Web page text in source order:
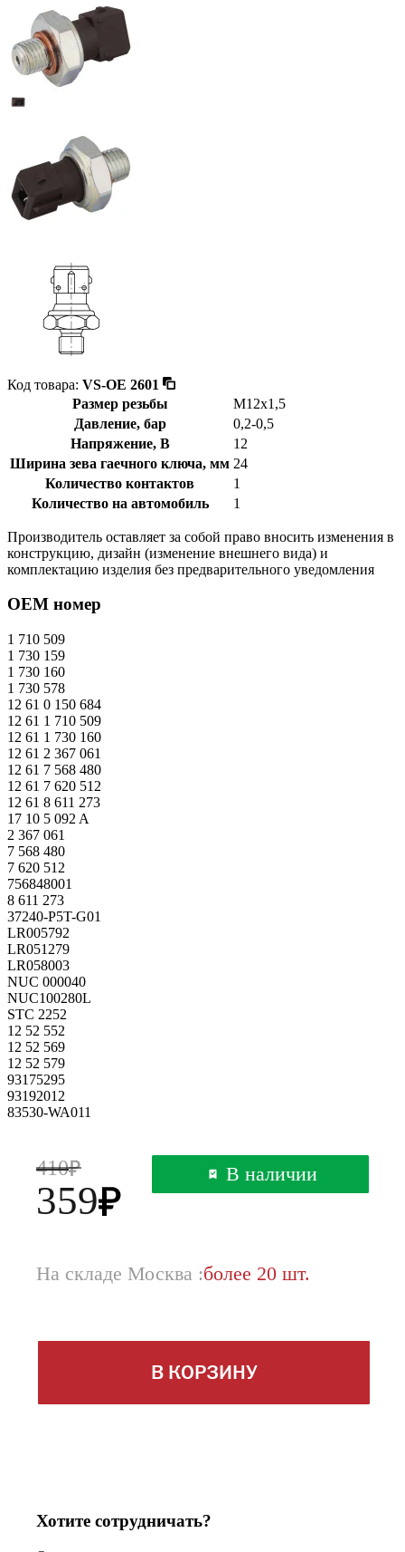
Код товара: VS-OE 2601
Размер резьбы
M12x1,5
Давление, бар
0,2-0,5
Напряжение, В
12
Ширина зева гаечного ключа, мм 24
Количество контактов
1
Количество на автомобиль
1
Производитель оставляет за собой право вносить изменения в
конструкцию, дизайн (изменение внешнего вида) и
комплектацию изделия без предварительного уведомления
OEM номер
1 710 509
1 730 159
1 730 160
1 730 578
12 61 0 150 684
12 61 1 710 509
12 61 1 730 160
12 61 2 367 061
12 61 7 568 480
12 61 7 620 512
12 61 8 611 273
17 10 5 092 A
2 367 061
7 568 480
7 620 512
756848001
8 611 273
37240-P5T-G01
LR005792
LR051279
LR058003
NUC 000040
NUC100280L
STC 2252
12 52 552
12 52 569
12 52 579
93175295
93192012
83530-WA011
410
359
В наличии
На складе Москва :более 20 шт.
В КОРЗИНУ
Хотите сотрудничать?